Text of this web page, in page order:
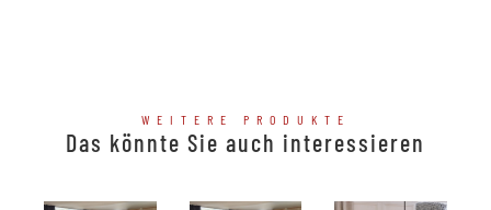
WEITERE PRODUKTE
Das könnte Sie auch interessieren